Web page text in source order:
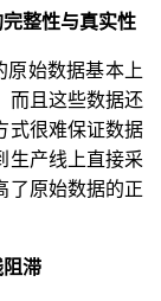
整性与真实性
原始数据基本上
而且这些数据还
式很难保证数据
生产线上直接采
了原始数据的正
滞